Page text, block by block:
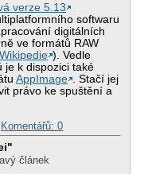
verze 5.13
softwaru
digitálních
ve formátů RAW
Wikipedie ). Vedle
je k dispozici také
AppImage
. Stačí jej
právo ke spuštění a
Komentářů: 0
článek